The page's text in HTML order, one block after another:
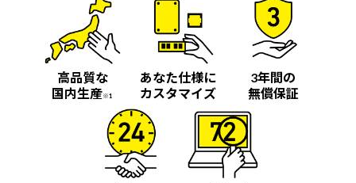
高品質な
国内生産※1
あなた仕様に
カスタマイズ
3年間の
無償保証